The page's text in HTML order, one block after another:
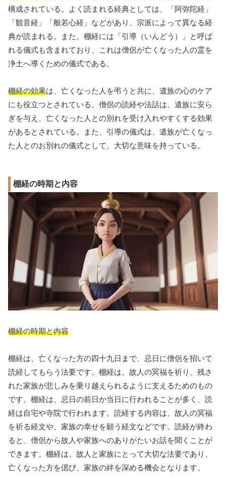
構成されている。よく読まれる経典としては、「阿弥陀経」
「観音経」「般若心経」などがあり、宗派によって異なる経
典が読まれる。また、棚経には「引導（いんどう）」と呼ば
れる儀式も含まれており、これは僧侶が亡くなった人の霊を
浄土へ導くための儀式である。
棚経の効果は、亡くなった人を弔うと共に、遺族の心のケア
にも役立つとされている。僧侶の読経や法話は、遺族に安ら
ぎを与え、亡くなった人との別れを受け入れやすくする効果
があるとされている。また、引導の儀式は、遺族が亡くなっ
た人とのお別れの儀式として、大切な意味を持っている。
棚経の時期と内容
棚経の時期と内容
棚経は、亡くなった方の四十九日まで、忌日に僧侶を招いて
読経してもらう法要です。棚経は、故人の冥福を祈り、残さ
れた家族が悲しみを乗り越えられるように支えるためのもの
です。棚経は、忌日の前日か当日に行われることが多く、読
経は自宅や寺院で行われます。読経する内容は、故人の冥福
を祈る経文や、家族の幸せを願う経文などです。読経が終わ
ると、僧侶から故人や家族へのありがたいお話を聞くことが
できます。棚経は、故人と家族にとって大切な法要であり、
亡くなった方を偲び、家族の絆を深める機会となります。